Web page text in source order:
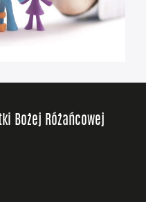
Bożej Różańcowej